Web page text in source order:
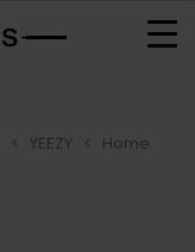
Home
YEEZY